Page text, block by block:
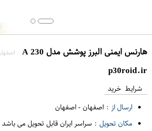
هارنس ایمنی البرز پوشش مدل A 230
p30roid.ir
شرایط خرید
ارسال از : اصفهان-اصفهان
مکان تحویل : سراسر ایران قابل تحویل می باشد